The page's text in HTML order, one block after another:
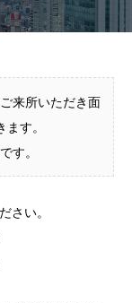
来所いただき面
す。
す。
さい。